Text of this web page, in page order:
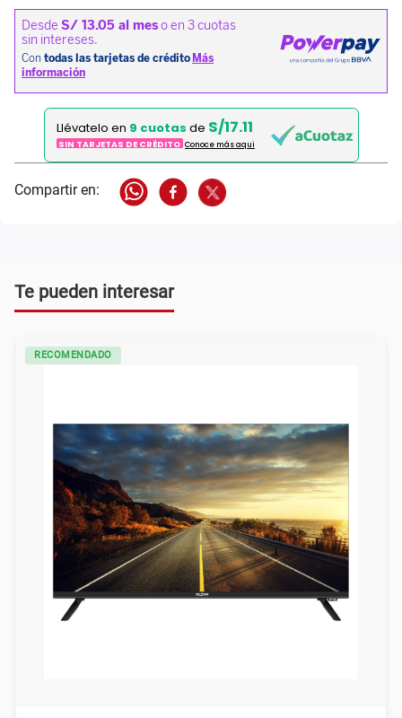
Llévatelo en 9 cuotas de S/17.11
SIN TARJETAS DE CRÉDITO Conoce más aqui
Te pueden interesar
RECOMENDADO